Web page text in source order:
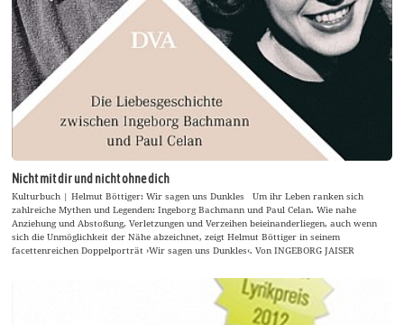
Nicht mit dir und nicht ohne dich
Kulturbuch | Helmut Böttiger: Wir sagen uns Dunkles Um ihr Leben ranken sich
zahlreiche Mythen und Legenden: Ingeborg Bachmann und Paul Celan. Wie nahe
Anziehung und Abstoßung, Verletzungen und Verzeihen beieinanderliegen, auch wenn
sich die Unmöglichkeit der Nähe abzeichnet, zeigt Helmut Böttiger in seinem
facettenreichen Doppelporträt ›Wir sagen uns Dunkles‹. Von INGEBORG JAISER